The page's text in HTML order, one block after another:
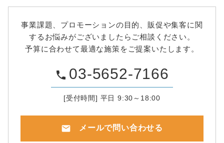
事業課題、プロモーションの目的、販促や集客に関
するお悩みがございましたらご相談ください。
予算に合わせて最適な施策をご提案いたします。
phone 03-5652-7166
[受付時間] 平日 9:30～18:00
mail メールで問い合わせる